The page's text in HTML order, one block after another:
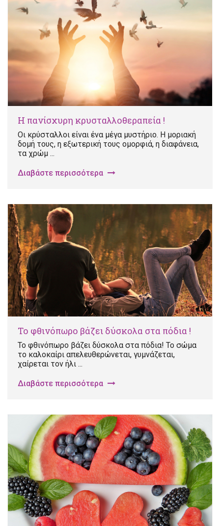
Η πανίσχυρη κρυσταλλοθεραπεία !
Οι κρύσταλλοι είναι ένα μέγα μυστήριο. Η μοριακή
δομή τους, η εξωτερική τους ομορφιά, η διαφάνεια,
τα χρώμ ...
Διαβάστε περισσότερα
Το φθινόπωρο βάζει δύσκολα στα πόδια !
Το φθινόπωρο βάζει δύσκολα στα πόδια! Το σώμα
το καλοκαίρι απελευθερώνεται, γυμνάζεται,
χαίρεται τον ήλι ...
Διαβάστε περισσότερα